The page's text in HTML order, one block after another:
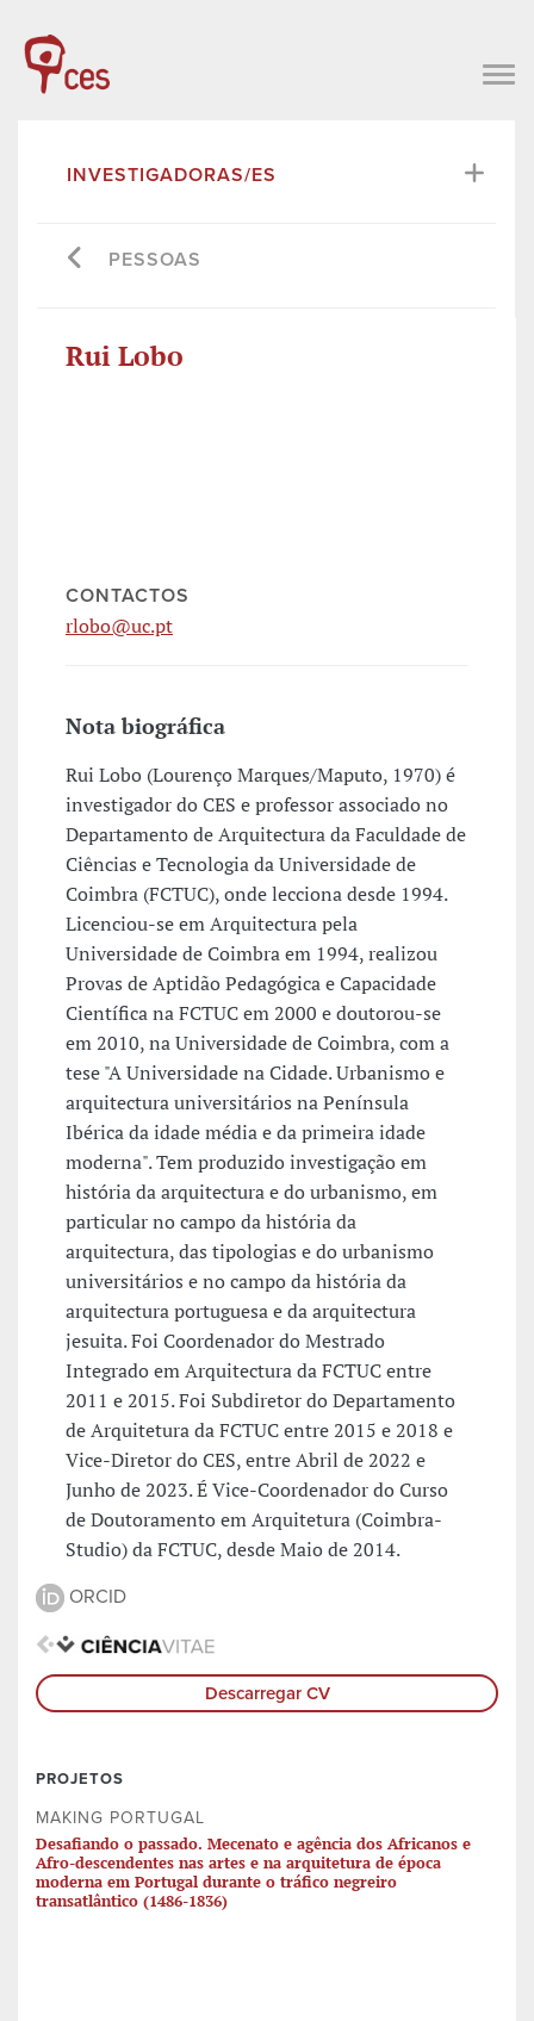
INVESTIGADORAS/ES
PESSOAS
Rui Lobo
CONTACTOS
rlobo@uc.pt
Nota biográfica
Rui Lobo (Lourenço Marques/Maputo, 1970) é
investigador do CES e professor associado no
Departamento de Arquitectura da Faculdade de
Ciências e Tecnologia da Universidade de
Coimbra (FCTUC), onde lecciona desde 1994.
Licenciou-se em Arquitectura pela
Universidade de Coimbra em 1994, realizou
Provas de Aptidão Pedagógica e Capacidade
Científica na FCTUC em 2000 e doutorou-se
em 2010, na Universidade de Coimbra, com a
tese "A Universidade na Cidade. Urbanismo e
arquitectura universitários na Península
Ibérica da idade média e da primeira idade
moderna". Tem produzido investigação em
história da arquitectura e do urbanismo, em
particular no campo da história da
arquitectura, das tipologias e do urbanismo
universitários e no campo da história da
arquitectura portuguesa e da arquitectura
jesuita. Foi Coordenador do Mestrado
Integrado em Arquitectura da FCTUC entre
2011 e 2015. Foi Subdiretor do Departamento
de Arquitetura da FCTUC entre 2015 e 2018 e
Vice-Diretor do CES, entre Abril de 2022 e
Junho de 2023. É Vice-Coordenador do Curso
de Doutoramento em Arquitetura (Coimbra-
Studio) da FCTUC, desde Maio de 2014.
ORCID
Descarregar CV
PROJETOS
MAKING PORTUGAL
Desafiando o passado. Mecenato e agência dos Africanos e
Afro-descendentes nas artes e na arquitetura de época
moderna em Portugal durante o tráfico negreiro
transatlântico (1486-1836)